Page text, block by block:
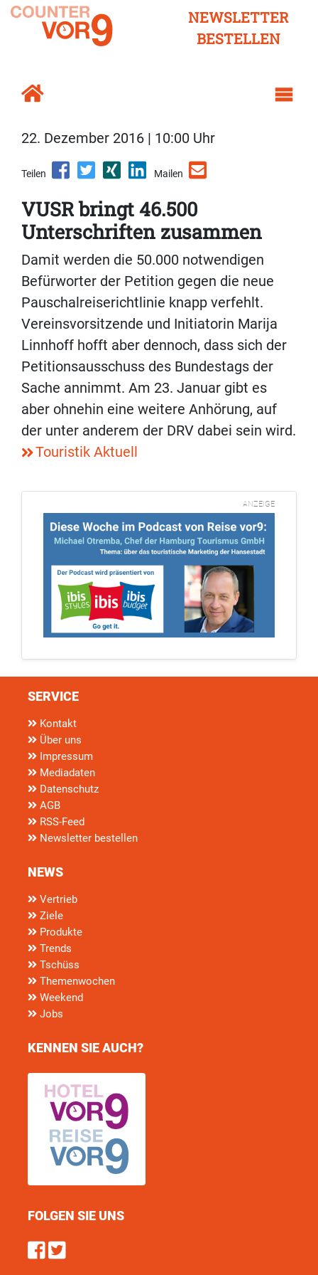
NEWSLETTER
BESTELLEN
22. Dezember 2016 | 10:00 Uhr
Teilen Mailen
VUSR bringt 46.500
Unterschriften zusammen
Damit werden die 50.000 notwendigen
Befürworter der Petition gegen die neue
Pauschalreiserichtlinie knapp verfehlt.
Vereinsvorsitzende und Initiatorin Marija
Linnhoff hofft aber dennoch, dass sich der
Petitionsausschuss des Bundestags der
Sache annimmt. Am 23. Januar gibt es
aber ohnehin eine weitere Anhörung, auf
der unter anderem der DRV dabei sein wird.
Touristik Aktuell
ANZEIGE
SERVICE
Kontakt
Über uns
Impressum
Mediadaten
Datenschutz
AGB
RSS-Feed
Newsletter bestellen
NEWS
Vertrieb
Ziele
Produkte
Trends
Tschüss
Themenwochen
Weekend
Jobs
KENNEN SIE AUCH?
FOLGEN SIE UNS
Find us on Facebook
Follow us on Twitter